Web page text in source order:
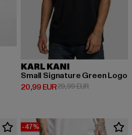
59,99 EUR
KARL KANI
Small Signature Green Logo
20,99 EUR
Derzeitiger Preis: 20,99 EUR
29,99 EURAktionspreis:
-47%